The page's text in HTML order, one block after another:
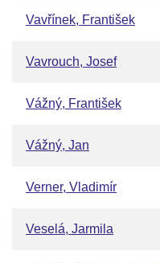
Vavřínek, František
Vavrouch, Josef
Vážný, František
Vážný, Jan
Verner, Vladimír
Veselá, Jarmila